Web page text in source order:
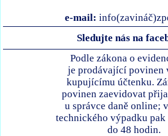
e-mail:
Sledujte nás na
Podle zákona o
je prodávající povinen
kupujícímu účtenku.
povinen zaevidovat
u správce daně online;
technického výpadku
do 48 hodin.